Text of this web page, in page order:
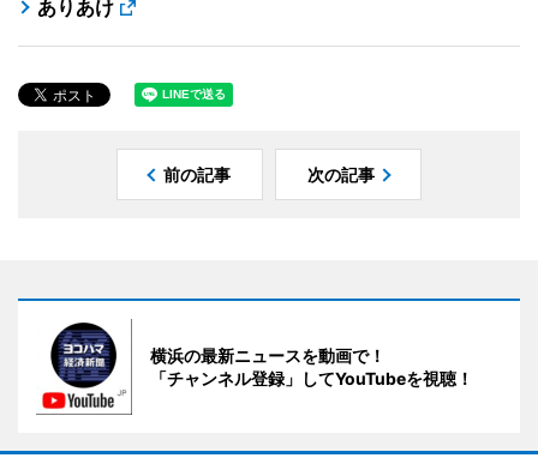
ありあけ
前の記事 次の記事
横浜の最新ニュースを動画で！
「チャンネル登録」してYouTubeを視聴！